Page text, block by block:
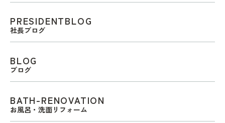
PRESIDENTBLOG
社長ブログ
BLOG
ブログ
BATH-RENOVATION
お風呂・洗面リフォーム